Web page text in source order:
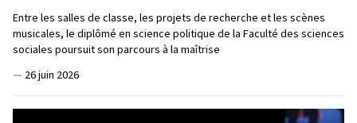
Entre les salles de classe, les projets de recherche et les scènes
musicales, le diplômé en science politique de la Faculté des sciences
sociales poursuit son parcours à la maîtrise
— 26 juin 2026